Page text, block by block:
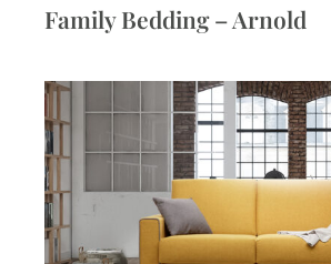
Family Bedding – Arnold